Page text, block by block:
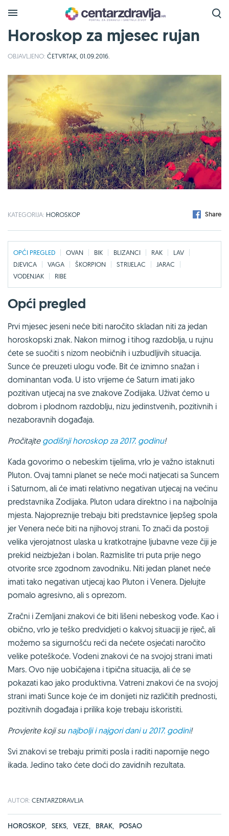
Horoskop za mjesec rujan
OBJAVLJENO: ČETVRTAK, 01.09.2016.
KATEGORIJA: HOROSKOP Share
OPĆI PREGLED OVAN BIK BLIZANCI RAK
LAV
DJEVICA
VAGA ŠKORPION STRIJELAC
JARAC
VODENJAK
RIBE
Opći pregled
Prvi mjesec jeseni neće biti naročito skladan niti za jedan
horoskopski znak. Nakon mirnog i tihog razdoblja, u rujnu
ćete se suočiti s nizom neobičnih i uzbudljivih situacija.
Sunce će preuzeti ulogu vođe. Bit će iznimno snažan i
dominantan vođa. U isto vrijeme će Saturn imati jako
pozitivan utjecaj na sve znakove Zodijaka. Uživat ćemo u
dobrom i plodnom razdoblju, nizu jedinstvenih, pozitivnih i
nezaboravnih događaja.
Pročitajte godišnji horoskop za 2017. godinu!
Kada govorimo o nebeskim tijelima, vrlo je važno istaknuti
Pluton. Ovaj tamni planet se neće moći natjecati sa Suncem
i Saturnom, ali će imati relativno negativan utjecaj na većinu
predstavnika Zodijaka. Pluton udara direktno i na najbolnija
mjesta. Najopreznije trebaju biti predstavnice ljepšeg spola
jer Venera neće biti na njihovoj strani. To znači da postoji
velika vjerojatnost ulaska u kratkotrajne ljubavne veze čiji je
prekid neizbježan i bolan. Razmislite tri puta prije nego
otvorite srce zgodnom zavodniku. Niti jedan planet neće
imati tako negativan utjecaj kao Pluton i Venera. Djelujte
pomalo agresivno, ali s oprezom.
Zračni i Zemljani znakovi će biti lišeni nebeskog vođe. Kao i
obično, vrlo je teško predvidjeti o kakvoj situaciji je riječ, ali
možemo sa sigurnošću reći da nećete osjećati naročito
velike poteškoće. Vodeni znakovi će na svojoj strani imati
Mars. Ovo nije uobičajena i tipična situacija, ali će se
pokazati kao jako produktivna. Vatreni znakovi će na svojoj
strani imati Sunce koje će im donijeti niz različitih prednosti,
pozitivnih događaja i prilika koje trebaju iskoristiti.
Provjerite koji su najbolji i najgori dani u 2017. godini!
Svi znakovi se trebaju primiti posla i raditi napornije nego
ikada. Jedino tako ćete doći do zavidnih rezultata.
AUTOR: CENTARZDRAVLJA
HOROSKOP, SEKS, VEZE, BRAK, POSAO